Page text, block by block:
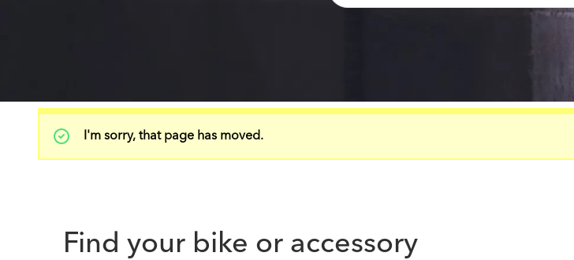
Status I'm sorry, that page has moved.
Find your bike or accessory